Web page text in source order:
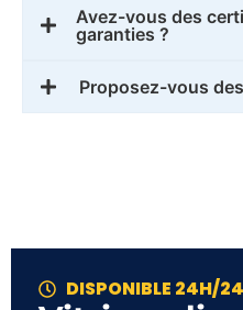
Avez-vous des
garanties ?
Proposez-vous
DISPONIBLE 24H/